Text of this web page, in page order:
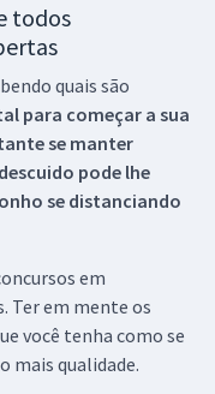
todos
quais são
para começar a sua
se manter
pode lhe
se distanciando
em
Ter em mente os
você tenha como se
mais qualidade.